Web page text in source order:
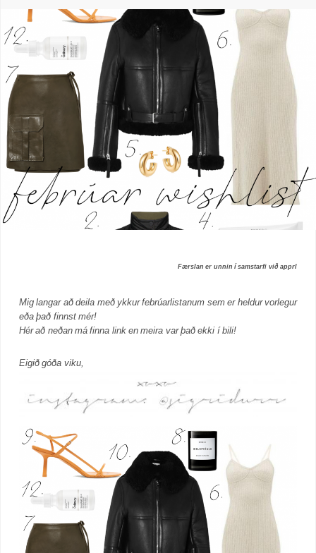
Færslan er unnin í samstarfi við apprl
Mig langar að deila með ykkur febrúarlistanum sem er heldur vorlegur
eða það finnst mér!
Hér að neðan má finna link en meira var það ekki í bili!
Eigið góða viku,